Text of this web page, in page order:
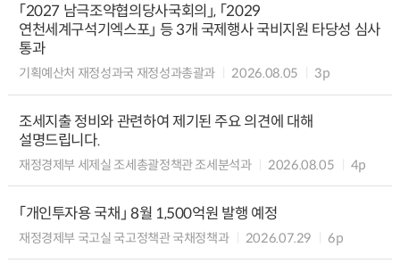
「2027 남극조약협의당사국회의」, 「2029
연천세계구석기엑스포」 등 3개 국제행사 국비지원 타당성 심사
통과
기획예산처 재정성과국 재정성과총괄과 2026.08.05 3p
조세지출 정비와 관련하여 제기된 주요 의견에 대해
설명드립니다.
재정경제부 세제실 조세총괄정책관 조세분석과 2026.08.05 4p
「개인투자용 국채」 8월 1,500억원 발행 예정
재정경제부 국고실 국고정책관 국채정책과 2026.07.29 6p